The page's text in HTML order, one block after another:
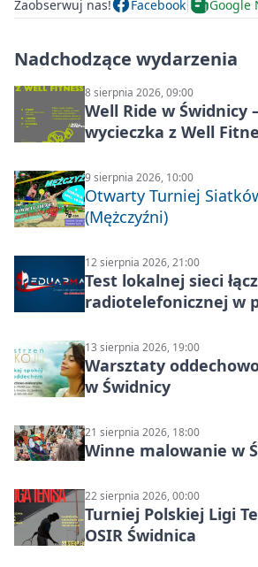
Zaobserwuj nas! Facebook Google
Nadchodzące wydarzenia
8 sierpnia 2026, 09:00
Well Ride w Świdnicy
wycieczka z Well
9 sierpnia 2026, 10:00
Otwarty Turniej
(Mężczyźni)
12 sierpnia 2026, 21:00
Test lokalnej sieci
radiotelefonicznej w
13 sierpnia 2026, 19:00
Warsztaty
w Świdnicy
21 sierpnia 2026, 18:00
Winne malowanie w
22 sierpnia 2026, 00:00
Turniej Polskiej Ligi
OSIR Świdnica